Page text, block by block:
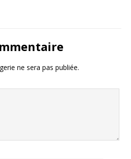
ne sera pas publiée.